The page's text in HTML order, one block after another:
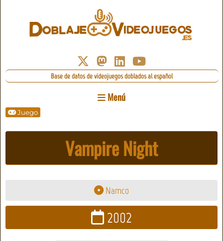
Base de datos de videojuegos doblados al español
Menú
Juego
Vampire Night
Namco
2002